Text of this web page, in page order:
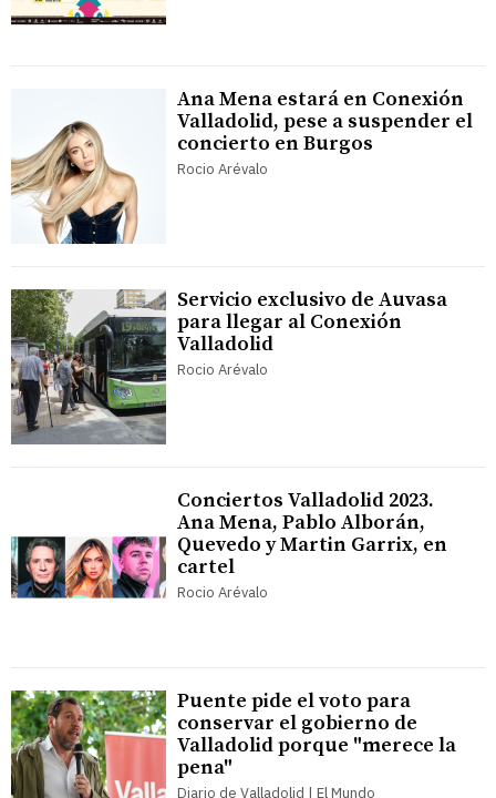
Ana Mena estará en Conexión
Valladolid, pese a suspender el
concierto en Burgos
Rocio Arévalo
Servicio exclusivo de Auvasa
para llegar al Conexión
Valladolid
Rocio Arévalo
Conciertos Valladolid 2023.
Ana Mena, Pablo Alborán,
Quevedo y Martin Garrix, en
cartel
Rocio Arévalo
Puente pide el voto para
conservar el gobierno de
Valladolid porque "merece la
pena"
Diario de Valladolid | El Mundo